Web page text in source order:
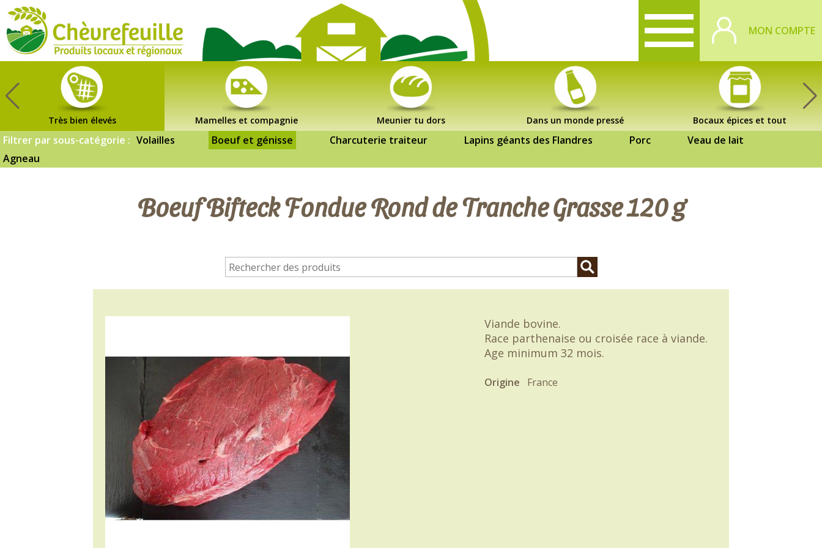
MON COMPTE
Très bien élevés Mamelles et compagnie Meunier tu dors Dans un monde pressé Bocaux épices et tout
Filtrer par sous-catégorie : Volailles Boeuf et génisse Charcuterie traiteur Lapins géants des Flandres Porc
Veau de lait
Agneau
Boeuf Bifteck Fondue Rond de Tranche Grasse 120 g
Viande bovine.
Race parthenaise ou croisée race à viande.
Age minimum 32 mois.
Origine France